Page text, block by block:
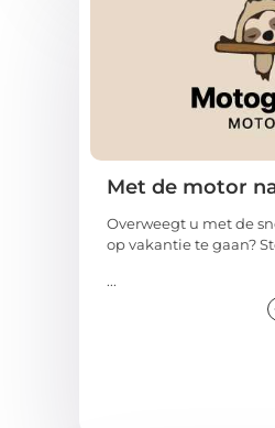
Met de motor
Overweegt u met de
op vakantie te gaan?
...